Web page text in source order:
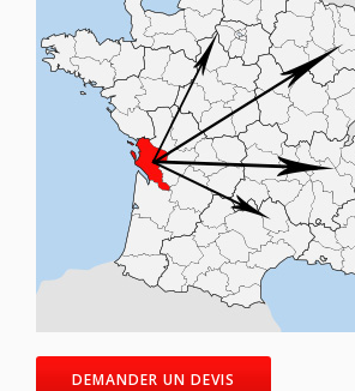
DEMANDER UN DEVIS